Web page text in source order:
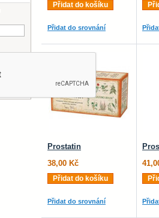
Přidat do košíku
Přidat do srovnání
Prostatin
38,00 Kč
Přidat do košíku
Přidat do srovnání